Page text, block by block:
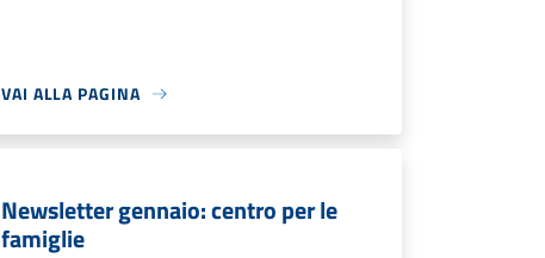
VAI ALLA PAGINA
Newsletter gennaio: centro per le
famiglie